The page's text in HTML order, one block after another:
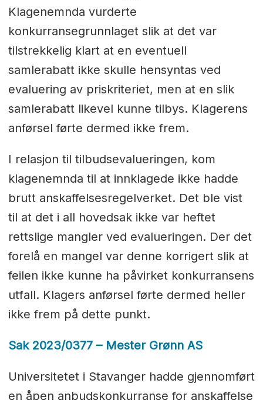
Klagenemnda vurderte
konkurransegrunnlaget slik at det var
tilstrekkelig klart at en eventuell
samlerabatt ikke skulle hensyntas ved
evaluering av priskriteriet, men at en slik
samlerabatt likevel kunne tilbys. Klagerens
anførsel førte dermed ikke frem.
I relasjon til tilbudsevalueringen, kom
klagenemnda til at innklagede ikke hadde
brutt anskaffelsesregelverket. Det ble vist
til at det i all hovedsak ikke var heftet
rettslige mangler ved evalueringen. Der det
forelå en mangel var denne korrigert slik at
feilen ikke kunne ha påvirket konkurransens
utfall. Klagers anførsel førte dermed heller
ikke frem på dette punkt.
Sak 2023/0377 – Mester Grønn AS
Universitetet i Stavanger hadde gjennomført
en åpen anbudskonkurranse for anskaffelse